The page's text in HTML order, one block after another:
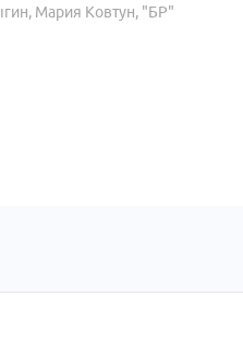
Мария Ковтун, "БР"